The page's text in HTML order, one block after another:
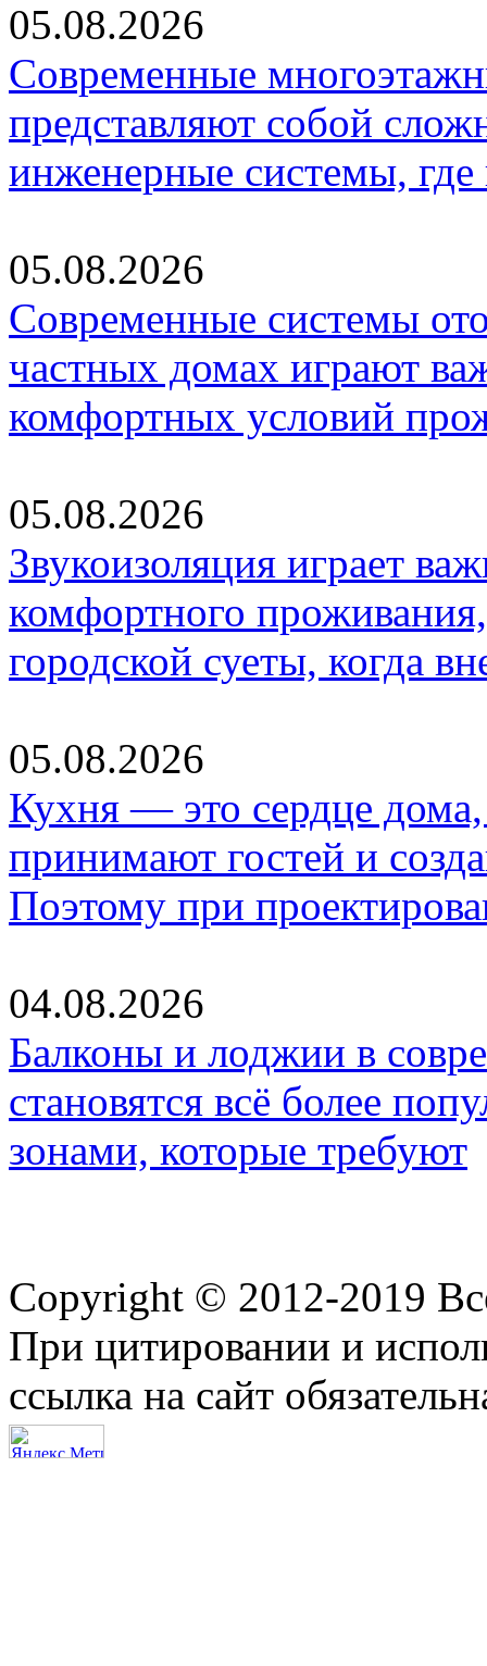
05.08.2026
Современные
представляют собой
инженерные системы,
05.08.2026
Современные системы
частных домах играют
комфортных условий
05.08.2026
Звукоизоляция играет
комфортного
городской суеты, когда
05.08.2026
Кухня — это сердце дома,
принимают гостей и
Поэтому при
04.08.2026
Балконы и лоджии в
становятся всё более
зонами, которые требуют
Copyright © 2012-2019
При цитировании и
ссылка на сайт